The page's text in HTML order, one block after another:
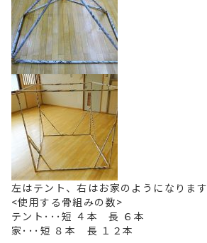
左はテント、右はお家のようになります
<使用する骨組みの数>
テント･･･短 ４本 長 ６本
家･･･短 ８本 長 １２本